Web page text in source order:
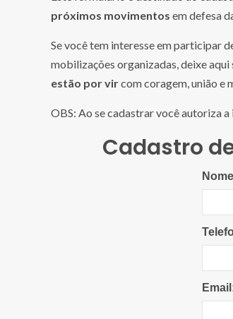
próximos movimentos em defesa
Se você tem interesse em participar
mobilizações organizadas, deixe
estão por vircom coragem, união e
OBS: Ao se cadastrar você autoriza
Cadastro